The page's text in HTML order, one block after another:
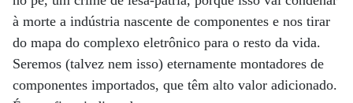
à morte a indústria nascente de componentes e nos tirar
do mapa do complexo eletrônico para o resto da vida.
Seremos (talvez nem isso) eternamente montadores de
componentes importados, que têm alto valor adicionado.